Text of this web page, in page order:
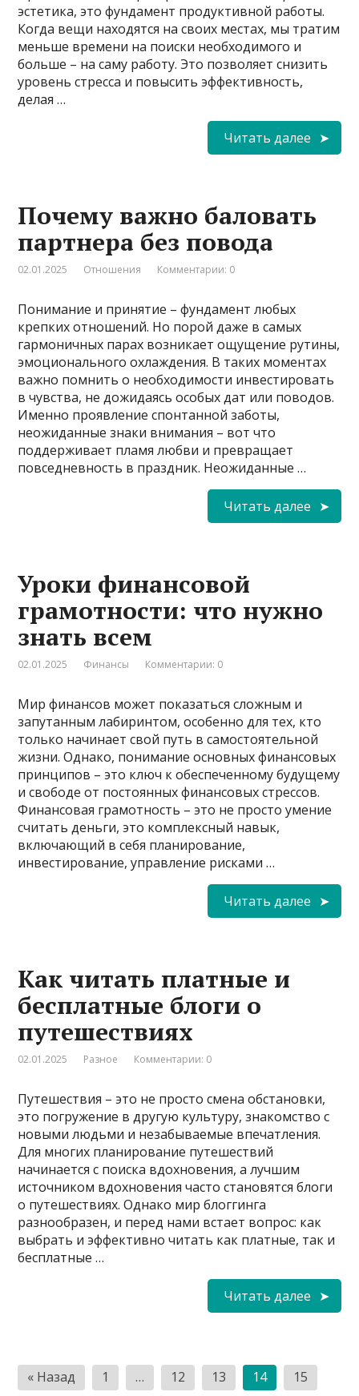
эстетика, это фундамент продуктивной работы.
Когда вещи находятся на своих местах, мы тратим
меньше времени на поиски необходимого и
больше – на саму работу. Это позволяет снизить
уровень стресса и повысить эффективность,
делая …
Читать далее
Почему важно баловать
партнера без повода
02.01.2025 Отношения Комментарии: 0
Понимание и принятие – фундамент любых
крепких отношений. Но порой даже в самых
гармоничных парах возникает ощущение рутины,
эмоционального охлаждения. В таких моментах
важно помнить о необходимости инвестировать
в чувства, не дожидаясь особых дат или поводов.
Именно проявление спонтанной заботы,
неожиданные знаки внимания – вот что
поддерживает пламя любви и превращает
повседневность в праздник. Неожиданные …
Читать далее
Уроки финансовой
грамотности: что нужно
знать всем
02.01.2025 Финансы Комментарии: 0
Мир финансов может показаться сложным и
запутанным лабиринтом, особенно для тех, кто
только начинает свой путь в самостоятельной
жизни. Однако, понимание основных финансовых
принципов – это ключ к обеспеченному будущему
и свободе от постоянных финансовых стрессов.
Финансовая грамотность – это не просто умение
считать деньги, это комплексный навык,
включающий в себя планирование,
инвестирование, управление рисками …
Читать далее
Как читать платные и
бесплатные блоги о
путешествиях
02.01.2025 Разное Комментарии: 0
Путешествия – это не просто смена обстановки,
это погружение в другую культуру, знакомство с
новыми людьми и незабываемые впечатления.
Для многих планирование путешествий
начинается с поиска вдохновения, а лучшим
источником вдохновения часто становятся блоги
о путешествиях. Однако мир блоггинга
разнообразен, и перед нами встает вопрос: как
выбрать и эффективно читать как платные, так и
бесплатные …
Читать далее
Пагинация
« Назад 1 … 12 13 14 15